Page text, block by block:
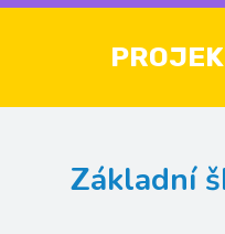
Základní